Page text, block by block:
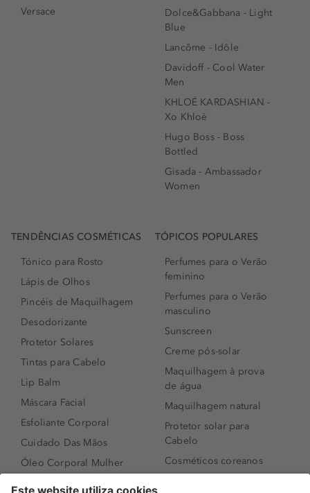
Versace
Dolce&Gabbana - Light
Blue
Lancôme - Idôle
Davidoff - Cool Water
Men
KHLOÉ KARDASHIAN -
Xo Khloè
Hugo Boss - Boss
Bottled
Gisada - Ambassador
Women
TENDÊNCIAS COSMÉTICAS
Tónico para Rosto
Lápis de Olhos
Pincéis de Maquilhagem
Desodorizante
Protetor Solares
Tintas para Cabelo
Lip Balm
Máscara Facial
Esfoliante Corporal
Cuidado Das Mãos
Óleo Corporal Mulher
TÓPICOS POPULARES
Perfumes para o Verão
feminino
Perfumes para o Verão
masculino
Sunscreen
Creme pós-solar
Maquilhagem à prova
de água
Maquilhagem natural
Protetor solar para
Cabelo
Cosméticos coreanos